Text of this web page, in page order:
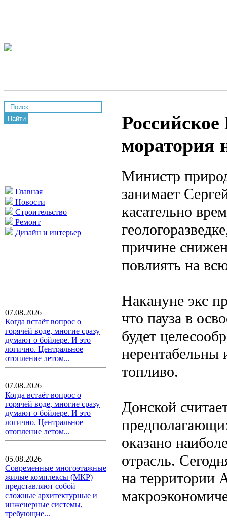
Найти
Главная
Новости
Строительство
Ремонт
Дизайн и интерьер
07.08.2026
Когда встаёт вопрос о
горячей воде, многие сразу
думают о бойлере. И это
логично. Центральное
отопление летом...
07.08.2026
Когда встаёт вопрос о
горячей воде, многие сразу
думают о бойлере. И это
логично. Центральное
отопление летом...
05.08.2026
Современные многоэтажные
жилые комплексы (МКР)
представляют собой
сложные архитектурные и
инженерные системы,
требующие...
моратория
Министр
занимает
касательно
причине
повлиять на
Накануне экс
что пауза в
будет
нерентабельны
топливо.
Донской
оказано
отрасль.
на территории